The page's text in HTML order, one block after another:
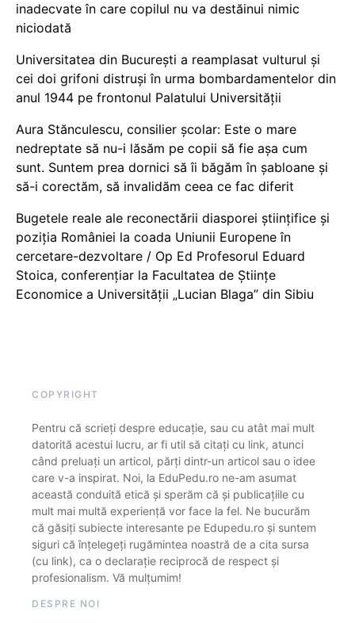
inadecvate în care copilul nu va destăinui nimic
niciodată
Universitatea din București a reamplasat vulturul și
cei doi grifoni distruși în urma bombardamentelor din
anul 1944 pe frontonul Palatului Universității
Aura Stănculescu, consilier școlar: Este o mare
nedreptate să nu-i lăsăm pe copii să fie așa cum
sunt. Suntem prea dornici să îi băgăm în șabloane și
să-i corectăm, să invalidăm ceea ce fac diferit
Bugetele reale ale reconectării diasporei științifice și
poziția României la coada Uniunii Europene în
cercetare-dezvoltare / Op Ed Profesorul Eduard
Stoica, conferențiar la Facultatea de Științe
Economice a Universității „Lucian Blaga” din Sibiu
COPYRIGHT
Pentru că scrieți despre educație, sau cu atât mai mult
datorită acestui lucru, ar fi util să citați cu link, atunci
când preluați un articol, părți dintr-un articol sau o idee
care v-a inspirat. Noi, la EduPedu.ro ne-am asumat
această conduită etică și sperăm că și publicațiile cu
mult mai multă experiență vor face la fel. Ne bucurăm
că găsiți subiecte interesante pe Edupedu.ro și suntem
siguri că înțelegeți rugămintea noastră de a cita sursa
(cu link), ca o declarație reciprocă de respect și
profesionalism. Vă mulțumim!
DESPRE NOI